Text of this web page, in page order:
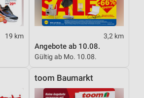
19 km 3,2 km
Angebote ab 10.08.
Gültig ab Mo. 10.08.
toom Baumarkt